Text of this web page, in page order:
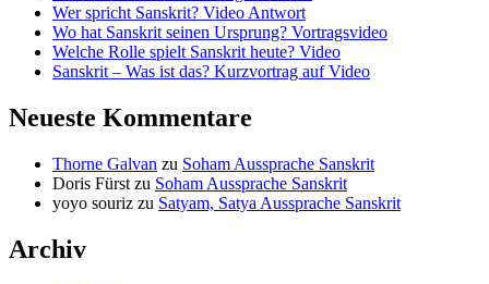
Wer spricht Sanskrit? Video Antwort
Wo hat Sanskrit seinen Ursprung? Vortragsvideo
Welche Rolle spielt Sanskrit heute? Video
Sanskrit – Was ist das? Kurzvortrag auf Video
Neueste Kommentare
Thorne Galvan zu Soham Aussprache Sanskrit
Doris Fürst zu Soham Aussprache Sanskrit
yoyo souriz zu Satyam, Satya Aussprache Sanskrit
Archiv